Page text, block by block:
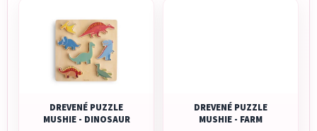
DREVENÉ PUZZLE
MUSHIE - DINOSAUR
DREVENÉ PUZZLE
MUSHIE - FARM